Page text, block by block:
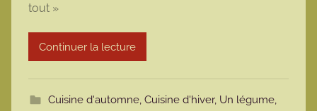
e
tout »
Continuer la lecture
Cuisine d'automne, Cuisine d'hiver, Un légume,